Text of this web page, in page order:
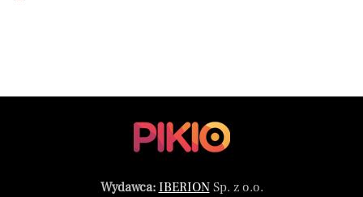
Wydawca: IBERIONSp. z o.o.